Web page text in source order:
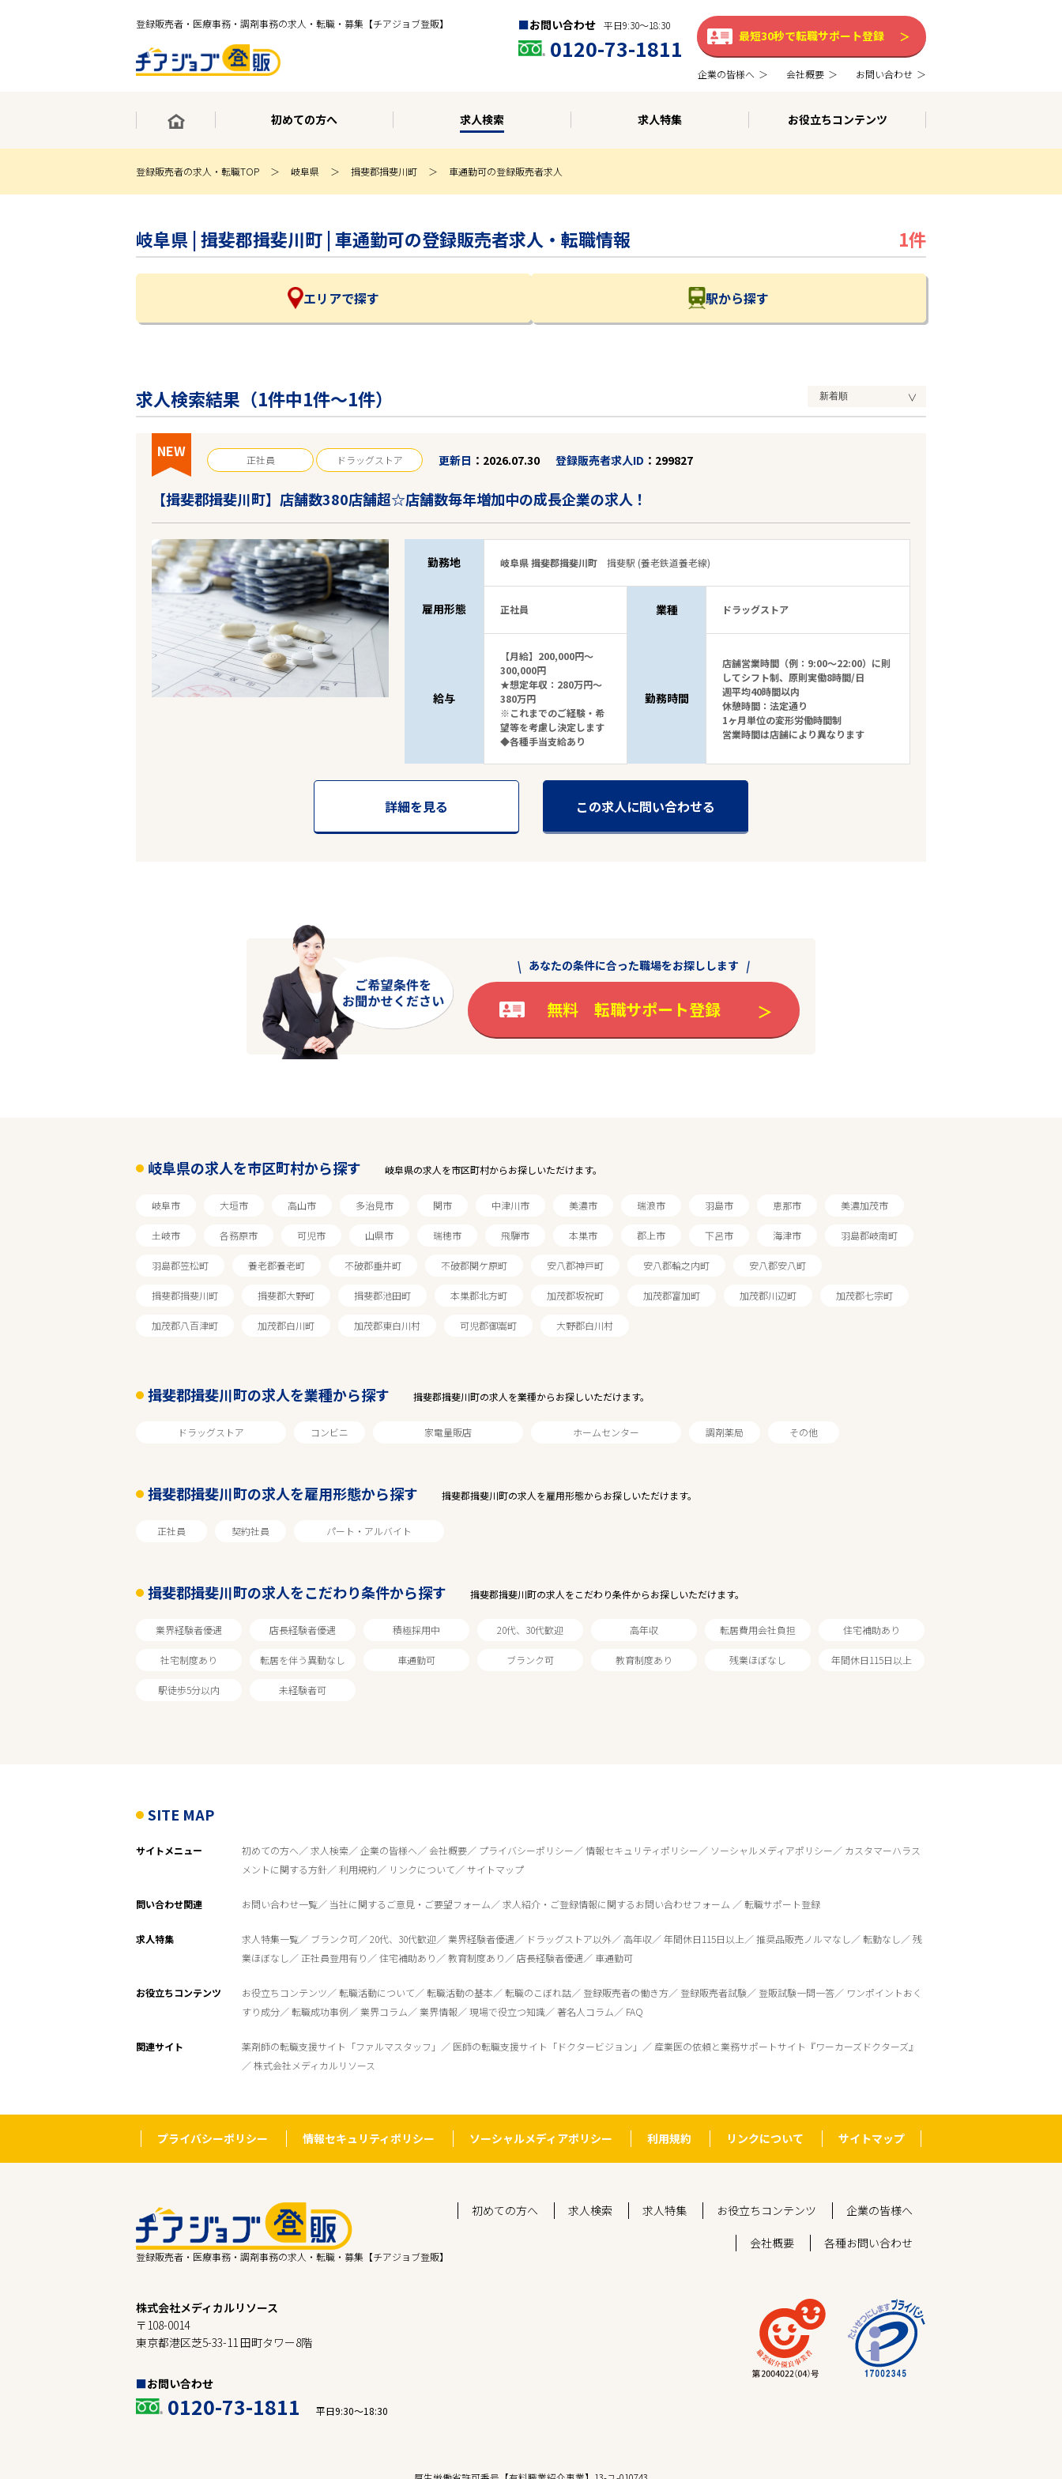
登録販売者・医療事務・調剤事務の求人・転職・募集【チアジョブ登販】 お問い合わせ 平日9:30〜18:30
0120-73-1811 最短30秒で転職サポート登録
企業の皆様へ 会社概要 お問い合わせ
初めての方へ 求人検索 求人特集 お役立ちコンテンツ
登録販売者の求人・転職TOP 岐阜県 揖斐郡揖斐川町 車通勤可の登録販売者求人
岐阜県 | 揖斐郡揖斐川町 | 車通勤可の登録販売者求人・転職情報 1件
エリアで探す 駅から探す
エリアで探す 駅から探す
雇用形態
車通勤可
求人検索結果（1件中1件～1件）
NEW 正社員 ドラッグストア 更新日 2026.07.30 登録販売者求人ID 299827
【揖斐郡揖斐川町】店舗数380店舗超☆店舗数毎年増加中の成長企業の求人！
勤務地 岐阜県 揖斐郡揖斐川町 揖斐駅 (養老鉄道養老線)
雇用形態 正社員 業種 ドラッグストア
給与
【月給】200,000円～
300,000円
★想定年収：280万円～
380万円
※これまでのご経験・希
望等を考慮し決定します
◆各種手当支給あり
勤務時間
店舗営業時間（例：9:00～22:00）に則
してシフト制、原則実働8時間/日
週平均40時間以内
休憩時間：法定通り
1ヶ月単位の変形労働時間制
営業時間は店舗により異なります
詳細を見る この求人に問い合わせる
あなたの条件に合った職場をお探しします
無料 転職サポート登録
岐阜県の求人を市区町村から探す 岐阜県の求人を市区町村からお探しいただけます。
岐阜市 大垣市 高山市 多治見市 関市 中津川市 美濃市 瑞浪市 羽島市 恵那市 美濃加茂市
土岐市 各務原市 可児市 山県市 瑞穂市 飛騨市 本巣市 郡上市 下呂市 海津市 羽島郡岐南町
羽島郡笠松町 養老郡養老町 不破郡垂井町 不破郡関ケ原町 安八郡神戸町 安八郡輪之内町 安八郡安八町
揖斐郡揖斐川町 揖斐郡大野町 揖斐郡池田町 本巣郡北方町 加茂郡坂祝町 加茂郡富加町 加茂郡川辺町 加茂郡七宗町
加茂郡八百津町 加茂郡白川町 加茂郡東白川村 可児郡御嵩町 大野郡白川村
揖斐郡揖斐川町の求人を業種から探す 揖斐郡揖斐川町の求人を業種からお探しいただけます。
ドラッグストア コンビニ 家電量販店 ホームセンター 調剤薬局 その他
揖斐郡揖斐川町の求人を雇用形態から探す 揖斐郡揖斐川町の求人を雇用形態からお探しいただけます。
正社員 契約社員 パート・アルバイト
揖斐郡揖斐川町の求人をこだわり条件から探す 揖斐郡揖斐川町の求人をこだわり条件からお探しいただけます。
業界経験者優遇 店長経験者優遇 積極採用中 20代、30代歓迎 高年収 転居費用会社負担 住宅補助あり
社宅制度あり 転居を伴う異動なし 車通勤可 ブランク可 教育制度あり 残業ほぼなし 年間休日115日以上
駅徒歩5分以内 未経験者可
SITE MAP
サイトメニュー 初めての方へ 求人検索 企業の皆様へ 会社概要 プライバシーポリシー 情報セキュリティポリシー ソーシャルメディアポリシー
カスタマーハラス
メントに関する方針
利用規約 リンクについて サイトマップ
問い合わせ関連 お問い合わせ一覧 当社に関するご意見・ご要望フォーム 求人紹介・ご登録情報に関するお問い合わせフォーム 転職サポート登録
求人特集 求人特集一覧 ブランク可 20代、30代歓迎 業界経験者優遇 ドラッグストア以外 高年収 年間休日115日以上 推奨品販売ノルマなし 転勤なし
残
業ほぼなし
正社員登用有り 住宅補助あり 教育制度あり 店長経験者優遇 車通勤可
お役立ちコンテンツ お役立ちコンテンツ 転職活動について 転職活動の基本 転職のこぼれ話 登録販売者の働き方 登録販売者試験 登販試験一問一答
ワンポイントおく
すり成分
転職成功事例 業界コラム 業界情報 現場で役立つ知識 著名人コラム FAQ
関連サイト 薬剤師の転職支援サイト「ファルマスタッフ」 医師の転職支援サイト「ドクタービジョン」
産業医の依頼と業務サポートサイト『ワーカーズドクターズ』
株式会社メディカルリソース
プライバシーポリシー 情報セキュリティポリシー ソーシャルメディアポリシー 利用規約 リンクについて サイトマップ
登録販売者・医療事務・調剤事務の求人・転職・募集【チアジョブ登販】
初めての方へ 求人検索 求人特集 お役立ちコンテンツ 企業の皆様へ
会社概要 各種お問い合わせ
株式会社メディカルリソース
〒108-0014
東京都港区芝5-33-11 田町タワー8階
お問い合わせ
0120-73-1811 平日9:30〜18:30